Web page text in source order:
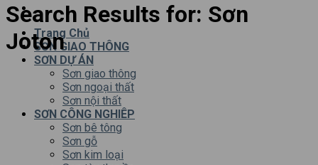
Trang Chủ
SƠN GIAO THÔNG
SƠN DỰ ÁN
Sơn giao thông
Sơn ngoại thất
Sơn nội thất
SƠN CÔNG NGHIÊP
Sơn bê tông
Sơn gỗ
Sơn kim loại
Search Results for: Sơn
Joton